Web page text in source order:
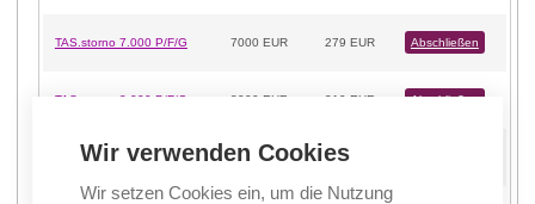
TAS.storno 7.000 P/F/G 7000 EUR 279 EUR Abschließen
TAS.storno 8.000 P/F/G 8000 EUR 319 EUR Abschließen
TAS.storno 9.000 P/F/G 9000 EUR 359 EUR
Wir verwenden Cookies
Wir setzen Cookies ein, um die Nutzung